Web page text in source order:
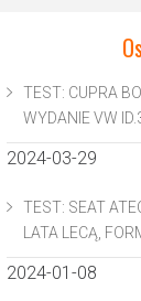
TEST: CUPRA
WYDANIE VW
2024-03-29
TEST: SEAT
LATA LECĄ,
2024-01-08